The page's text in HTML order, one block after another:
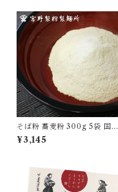
そば粉 蕎麦粉 300g 5袋 国産
100％ 自家製粉 無添加 食品
グルメ 粉物 [myn-sbk-05]
¥3,145